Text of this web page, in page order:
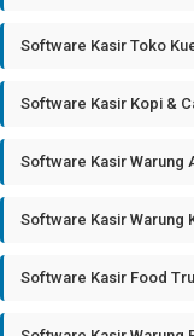
Software Kasir Toko
Software Kasir Kopi &
Software Kasir Warung
Software Kasir Warung
Software Kasir Food